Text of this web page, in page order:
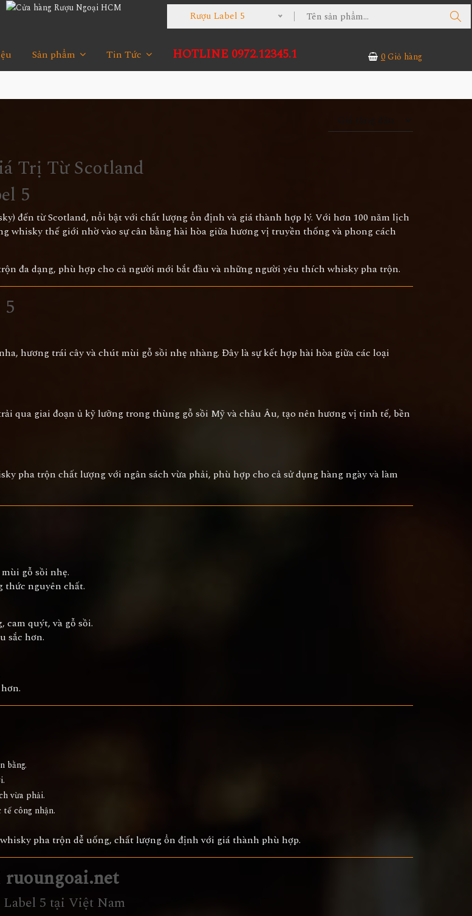
Rượu Label 5
Sản phẩm Tin Tức HOTLINE 0972.12345.1 0Giỏ hàng
Trị Từ Scotland
5
đến từ Scotland, nổi bật với chất lượng ổn định và giá thành hợp lý. Với hơn 100 năm lịch
thế giới nhờ vào sự cân bằng hài hòa giữa hương vị truyền thống và phong cách
đa dạng, phù hợp cho cả người mới bắt đầu và những người yêu thích whisky pha trộn.
hương trái cây và chút mùi gỗ sồi nhẹ nhàng. Đây là sự kết hợp hài hòa giữa các loại
qua giai đoạn ủ kỹ lưỡng trong thùng gỗ sồi Mỹ và châu Âu, tạo nên hương vị tinh tế, bền
pha trộn chất lượng với ngân sách vừa phải, phù hợp cho cả sử dụng hàng ngày và làm
gỗ sồi nhẹ.
thức nguyên chất.
quýt, và gỗ sồi.
sắc hơn.
bằng.
vừa phải.
công nhận.
pha trộn dễ uống, chất lượng ổn định với giá thành phù hợp.
ruoungoai.net
5 tại Việt Nam